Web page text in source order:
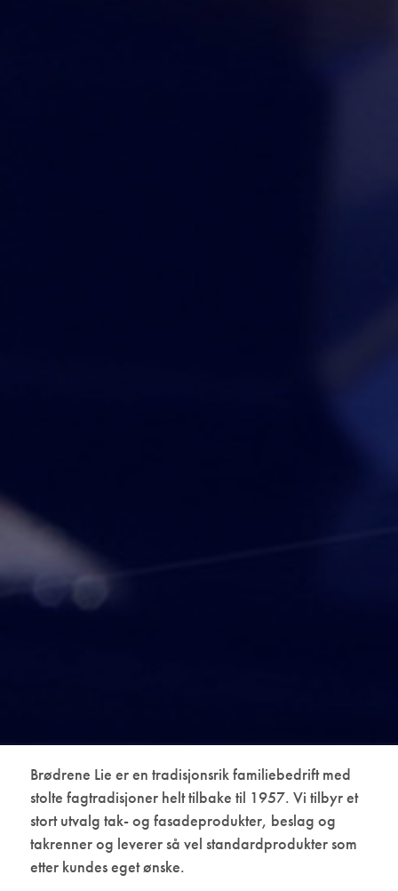
Brødrene Lie er en tradisjonsrik familiebedrift med
stolte fagtradisjoner helt tilbake til 1957. Vi tilbyr et
stort utvalg tak- og fasadeprodukter, beslag og
takrenner og leverer så vel standardprodukter som
etter kundes eget ønske.